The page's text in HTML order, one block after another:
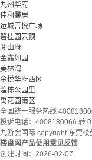
九州华府
佳和馨居
运城吾悦广场
碧桂园云顶
阅山府
金鑫如园
美林湾
金悦华府西区
湟栋公园里
禹花园南区
全国统一服务热线
投诉电话：4008180066 转
九游会国际 copyright 东莞楼
楼盘网产品使用意见反馈
创建时间： 2026-02-07